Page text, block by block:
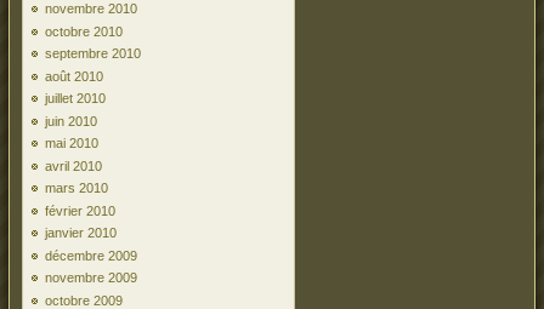
novembre 2010
octobre 2010
septembre 2010
août 2010
juillet 2010
juin 2010
mai 2010
avril 2010
mars 2010
février 2010
janvier 2010
décembre 2009
novembre 2009
octobre 2009